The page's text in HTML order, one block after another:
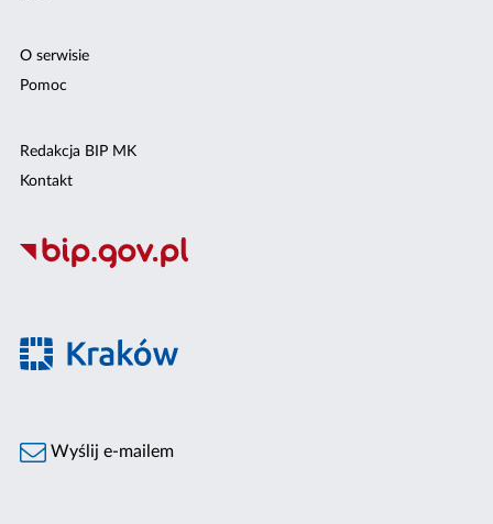
O serwisie
Pomoc
Redakcja BIP MK
Kontakt
Wyślij e-mailem